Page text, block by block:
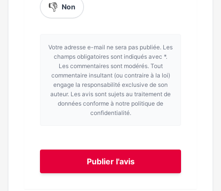
👎 Non
Votre adresse e-mail ne sera pas publiée. Les
champs obligatoires sont indiqués avec *.
Les commentaires sont modérés. Tout
commentaire insultant (ou contraire à la loi)
engage la responsabilité exclusive de son
auteur. Les avis sont sujets au traitement de
données conforme à notre politique de
confidentialité.
Publier l'avis